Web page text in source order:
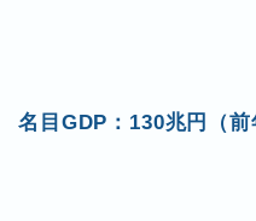
名目GDP：130兆円（前